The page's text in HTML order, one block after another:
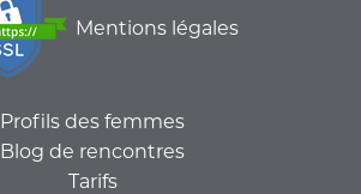
Mentions légales
Profils des femmes
Blog de rencontres
Tarifs